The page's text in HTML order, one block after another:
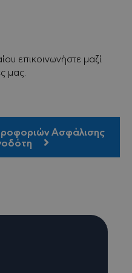
επικοινωνήστε μαζί
μας.
Ασφάλισης